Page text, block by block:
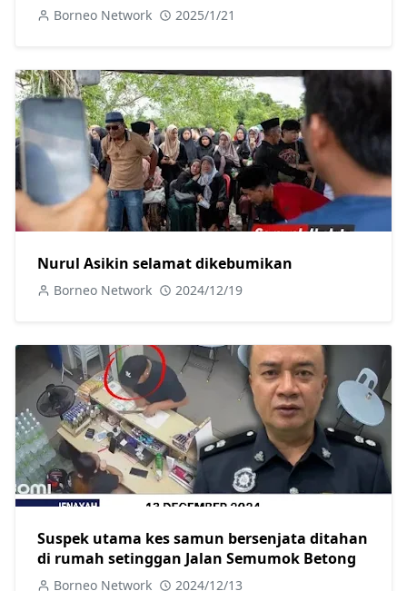
Borneo Network 2025/1/21
Nurul Asikin selamat dikebumikan
Borneo Network 2024/12/19
Suspek utama kes samun bersenjata ditahan
di rumah setinggan Jalan Semumok Betong
Borneo Network 2024/12/13